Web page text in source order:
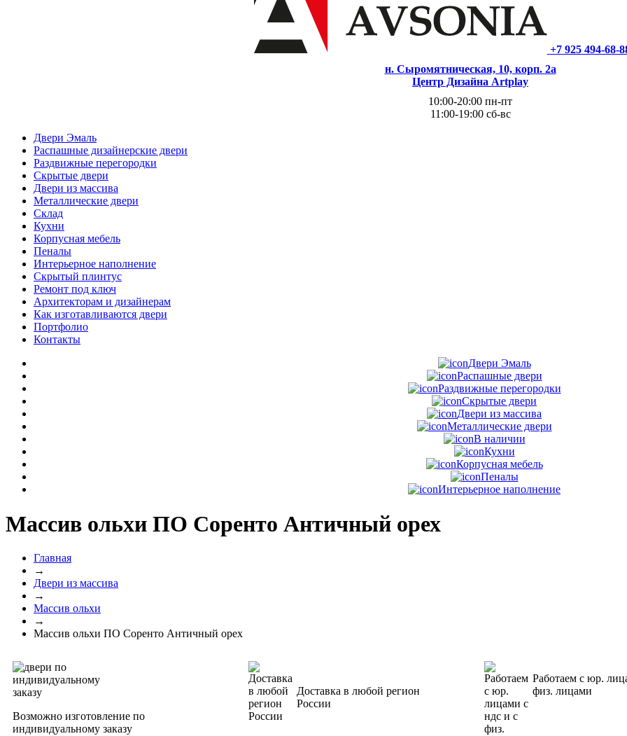
+7 925 494-68-
н. Сыромятническая, 10, корп. 2а
Центр Дизайна Artplay
10:00-20:00 пн-пт
11:00-19:00 сб-вс
Двери Эмаль
Распашные дизайнерские двери
Раздвижные перегородки
Скрытые двери
Двери из массива
Металлические двери
Склад
Кухни
Корпусная мебель
Пеналы
Интерьерное наполнение
Скрытый плинтус
Ремонт под ключ
Архитекторам и дизайнерам
Как изготавливаются двери
Портфолио
Контакты
Двери Эмаль
Распашные двери
Раздвижные перегородки
Скрытые двери
Двери из массива
Металлические двери
В наличии
Кухни
Корпусная мебель
Пеналы
Интерьерное наполнение
Массив ольхи ПО Соренто Античный орех
Главная
→
Двери из массива
→
Массив ольхи
→
Массив ольхи ПО Соренто Античный орех
Возможно изготовление по
индивидуальному заказу
Доставка в любой регион
России
Работаем с юр.
физ. лицами